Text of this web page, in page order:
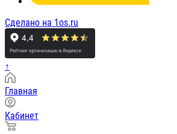
Сделано на 1os.ru
↑
Главная
Кабинет